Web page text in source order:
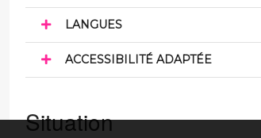
LANGUES
ACCESSIBILITÉ ADAPTÉE
Situation